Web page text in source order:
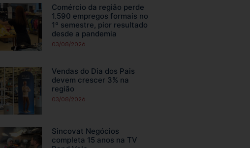
Comércio da região perde
1.590 empregos formais no
1º semestre, pior resultado
desde a pandemia
03/08/2026
Vendas do Dia dos Pais
devem crescer 3% na
região
03/08/2026
Sincovat Negócios
completa 15 anos na TV